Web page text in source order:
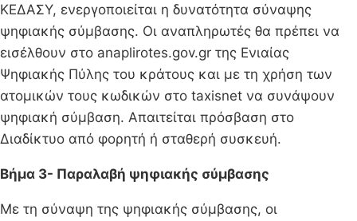
ΚΕΔΑΣΥ, ενεργοποιείται η δυνατότητα σύναψης
ψηφιακής σύμβασης. Οι αναπληρωτές θα πρέπει να
εισέλθουν στο anaplirotes.gov.gr της Ενιαίας
Ψηφιακής Πύλης του κράτους και με τη χρήση των
ατομικών τους κωδικών στο taxisnet να συνάψουν
ψηφιακή σύμβαση. Απαιτείται πρόσβαση στο
Διαδίκτυο από φορητή ή σταθερή συσκευή.
Βήμα 3- Παραλαβή ψηφιακής σύμβασης
Με τη σύναψη της ψηφιακής σύμβασης, οι